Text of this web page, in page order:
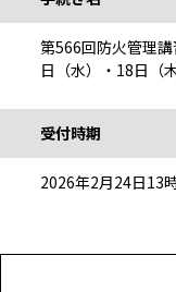
第566回防火管理
日（水）・18日（木
受付時期
2026年2月24日13